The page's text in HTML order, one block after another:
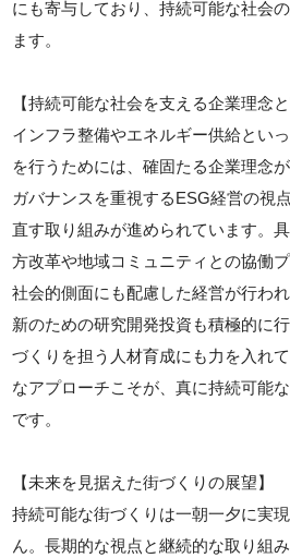
にも寄与しており、持続可能な社会
ます。
【持続可能な社会を支える企業理念と
インフラ整備やエネルギー供給とい
を行うためには、確固たる企業理念
ガバナンスを重視するESG経営の視
直す取り組みが進められています。
方改革や地域コミュニティとの協働
社会的側面にも配慮した経営が行わ
新のための研究開発投資も積極的に
づくりを担う人材育成にも力を入れ
なアプローチこそが、真に持続可能
です。
【未来を見据えた街づくりの展望】
持続可能な街づくりは一朝一夕に実
ん。長期的な視点と継続的な取り組